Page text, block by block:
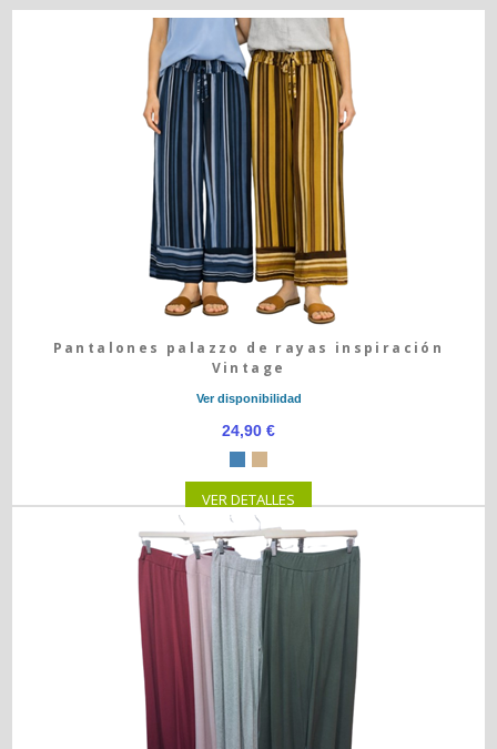
Pantalones palazzo de rayas inspiración
Vintage
Ver disponibilidad
24,90 €
VER DETALLES